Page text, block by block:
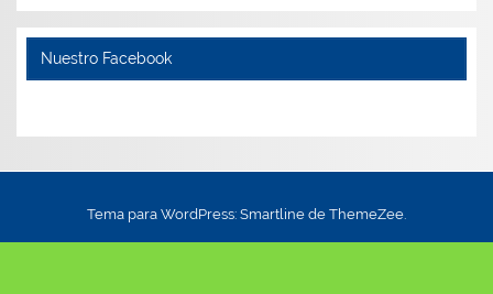
Nuestro Facebook
Tema para WordPress: Smartline de ThemeZee.